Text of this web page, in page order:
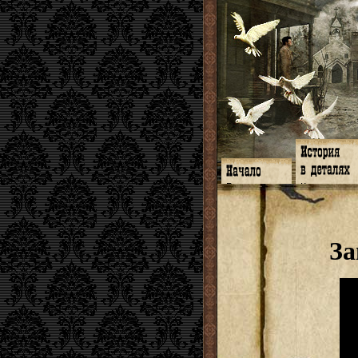
Главная
Программа
Форум
Facebook
Гостевая
Книги
Галереи
Музыка
Видео
Субтитры
Заметки
Мысли